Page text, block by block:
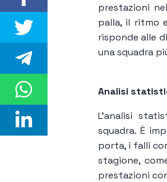
prestazioni
palla, il ritmo
risponde alle
una squadra
Analisi
L'analisi
squadra. È
porta, i falli
stagione,
prestazioni